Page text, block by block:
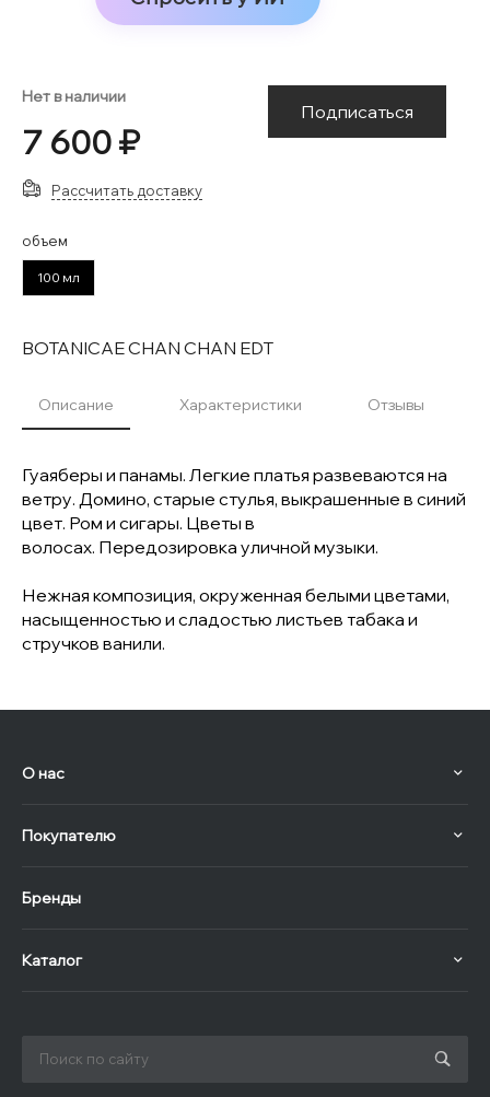
Нет в наличии
7 600 ₽
Подписаться
Рассчитать доставку
объем
100 мл
BOTANICAE CHAN CHAN EDT
Описание Характеристики Отзывы
Гуаяберы и панамы. Легкие платья развеваются на
ветру. Домино, старые стулья, выкрашенные в синий
цвет. Ром и сигары. Цветы в
волосах. Передозировка уличной музыки.
Нежная композиция, окруженная белыми цветами,
насыщенностью и сладостью листьев табака и
стручков ванили.
О нас
Покупателю
Бренды
Каталог